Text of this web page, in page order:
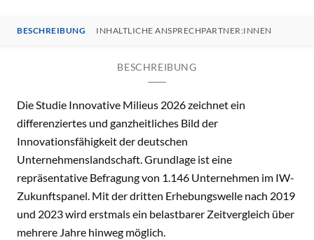
BESCHREIBUNG INHALTLICHE ANSPRECHPARTNER:INNEN
BESCHREIBUNG
Die Studie Innovative Milieus 2026 zeichnet ein
differenziertes und ganzheitliches Bild der
Innovationsfähigkeit der deutschen
Unternehmenslandschaft. Grundlage ist eine
repräsentative Befragung von 1.146 Unternehmen im IW-
Zukunftspanel. Mit der dritten Erhebungswelle nach 2019
und 2023 wird erstmals ein belastbarer Zeitvergleich über
mehrere Jahre hinweg möglich.